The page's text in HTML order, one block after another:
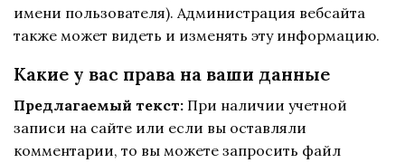
имени пользователя). Администрация вебсайта
также может видеть и изменять эту информацию.
Какие у вас права на ваши данные
Предлагаемый текст: При наличии учетной
записи на сайте или если вы оставляли
комментарии, то вы можете запросить файл